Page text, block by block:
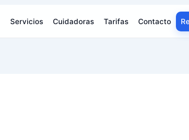
Servicios Cuidadoras Tarifas Contacto